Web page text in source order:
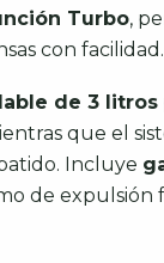
Turbo,
con facilidad.
de 3 litros
que el
Incluye
de expulsión